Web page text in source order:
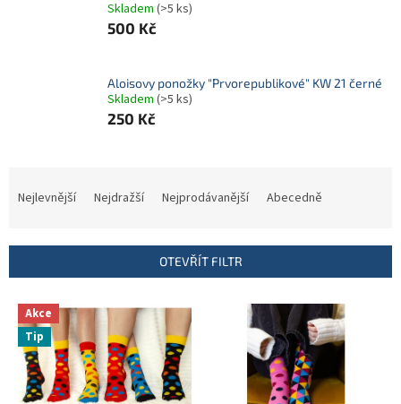
Skladem (>5 ks)
500 Kč
Aloisovy ponožky "Prvorepublikové" KW 21 černé
Skladem (>5 ks)
250 Kč
í
Nejlevnější Nejdražší Nejprodávanější Abecedně
OTEVŘÍT FILTR
V
p
Akce
Tip